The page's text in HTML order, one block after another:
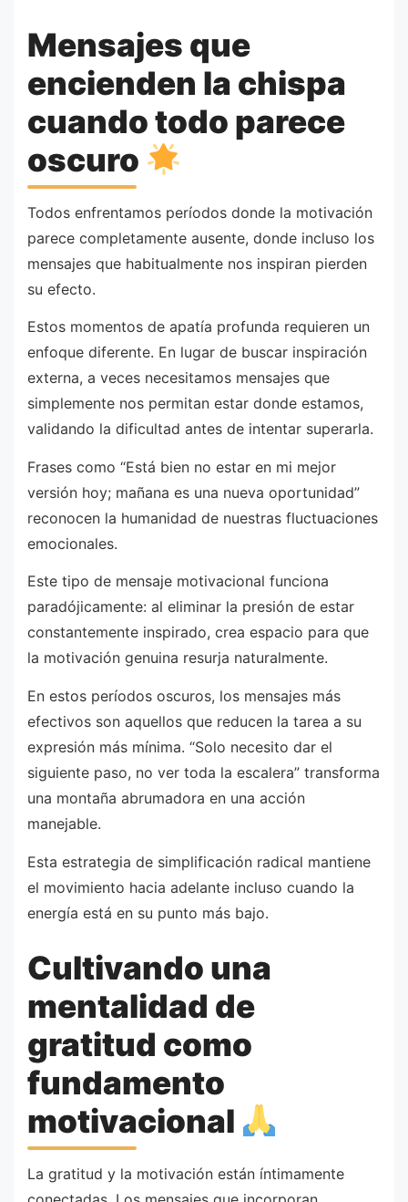
Mensajes que
encienden la chispa
cuando todo parece
oscuro
Todos enfrentamos períodos donde la motivación
parece completamente ausente, donde incluso los
mensajes que habitualmente nos inspiran pierden
su efecto.
Estos momentos de apatía profunda requieren un
enfoque diferente. En lugar de buscar inspiración
externa, a veces necesitamos mensajes que
simplemente nos permitan estar donde estamos,
validando la dificultad antes de intentar superarla.
Frases como “Está bien no estar en mi mejor
versión hoy; mañana es una nueva oportunidad”
reconocen la humanidad de nuestras fluctuaciones
emocionales.
Este tipo de mensaje motivacional funciona
paradójicamente: al eliminar la presión de estar
constantemente inspirado, crea espacio para que
la motivación genuina resurja naturalmente.
En estos períodos oscuros, los mensajes más
efectivos son aquellos que reducen la tarea a su
expresión más mínima. “Solo necesito dar el
siguiente paso, no ver toda la escalera” transforma
una montaña abrumadora en una acción
manejable.
Esta estrategia de simplificación radical mantiene
el movimiento hacia adelante incluso cuando la
energía está en su punto más bajo.
Cultivando una
mentalidad de
gratitud como
fundamento
motivacional
La gratitud y la motivación están íntimamente